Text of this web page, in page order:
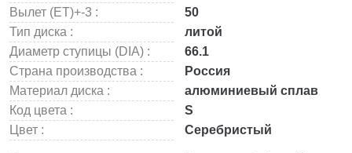
Вылет (ET)+-3 :
50
Тип диска :
литой
Диаметр ступицы (DIA) :
66.1
Страна производства :
Россия
Материал диска :
алюминиевый сплав
Код цвета :
S
Цвет :
Серебристый